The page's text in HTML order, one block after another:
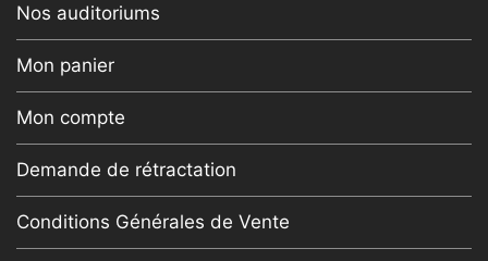
Nos auditoriums
Mon panier
Mon compte
Demande de rétractation
Conditions Générales de Vente